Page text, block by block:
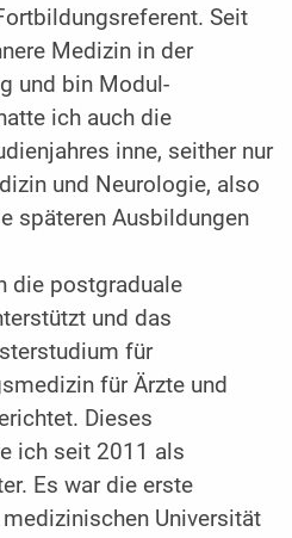
Seit
Medizin in der
und bin Modul­
ich auch die
inne, seither nur
und Neurologie, also
späteren Ausbildungen
die postgraduale
und das
für
für Ärzte und
Dieses
ich seit 2011 als
Es war die erste
Universität